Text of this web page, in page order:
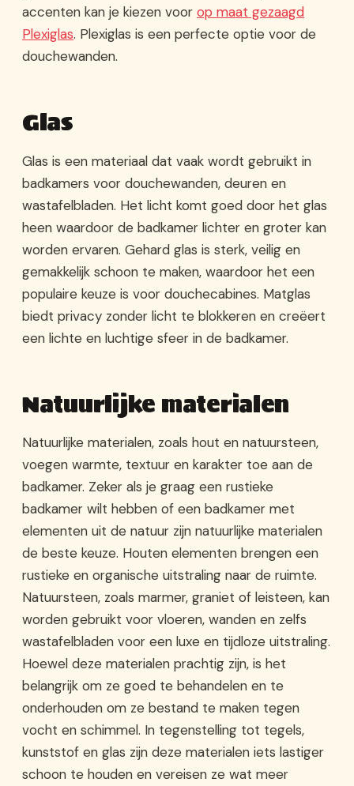
accenten kan je kiezen voor op maat gezaagd
Plexiglas. Plexiglas is een perfecte optie voor de
douchewanden.
Glas
Glas is een materiaal dat vaak wordt gebruikt in
badkamers voor douchewanden, deuren en
wastafelbladen. Het licht komt goed door het glas
heen waardoor de badkamer lichter en groter kan
worden ervaren. Gehard glas is sterk, veilig en
gemakkelijk schoon te maken, waardoor het een
populaire keuze is voor douchecabines. Matglas
biedt privacy zonder licht te blokkeren en creëert
een lichte en luchtige sfeer in de badkamer.
Natuurlijke materialen
Natuurlijke materialen, zoals hout en natuursteen,
voegen warmte, textuur en karakter toe aan de
badkamer. Zeker als je graag een rustieke
badkamer wilt hebben of een badkamer met
elementen uit de natuur zijn natuurlijke materialen
de beste keuze. Houten elementen brengen een
rustieke en organische uitstraling naar de ruimte.
Natuursteen, zoals marmer, graniet of leisteen, kan
worden gebruikt voor vloeren, wanden en zelfs
wastafelbladen voor een luxe en tijdloze uitstraling.
Hoewel deze materialen prachtig zijn, is het
belangrijk om ze goed te behandelen en te
onderhouden om ze bestand te maken tegen
vocht en schimmel. In tegenstelling tot tegels,
kunststof en glas zijn deze materialen iets lastiger
schoon te houden en vereisen ze wat meer